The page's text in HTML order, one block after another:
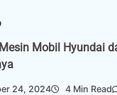
Mobil Hyundai
24, 2024 4 Min Read